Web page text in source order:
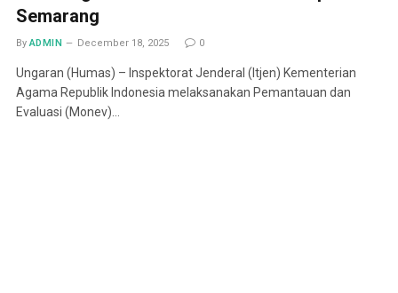
Semarang
By ADMIN December 18, 2025 0
Ungaran (Humas) – Inspektorat Jenderal (Itjen) Kementerian
Agama Republik Indonesia melaksanakan Pemantauan dan
Evaluasi (Monev)…